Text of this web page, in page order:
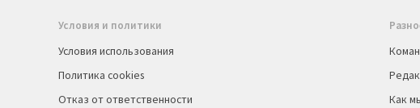
Условия и политики
Условия использования
Политика cookies
Отказ от ответственности
Как